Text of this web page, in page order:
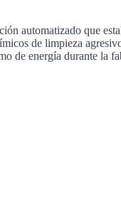
automatizado que
de limpieza
de energía durante la